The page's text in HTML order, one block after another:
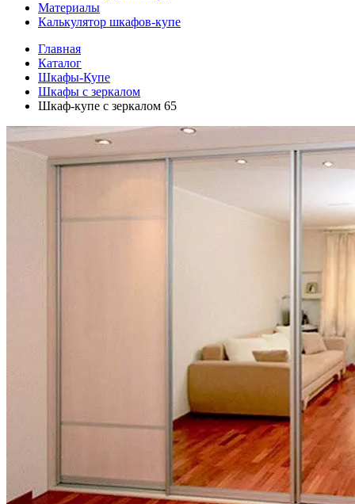
Материалы
Калькулятор шкафов-купе
Главная
Каталог
Шкафы-Купе
Шкафы с зеркалом
Шкаф-купе с зеркалом 65